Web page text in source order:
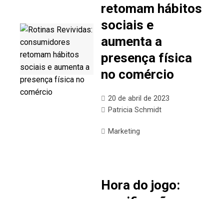
retomam hábitos
sociais e
aumenta a
presença física
no comércio
20 de abril de 2023
Patricia Schmidt
Marketing
Hora do jogo: